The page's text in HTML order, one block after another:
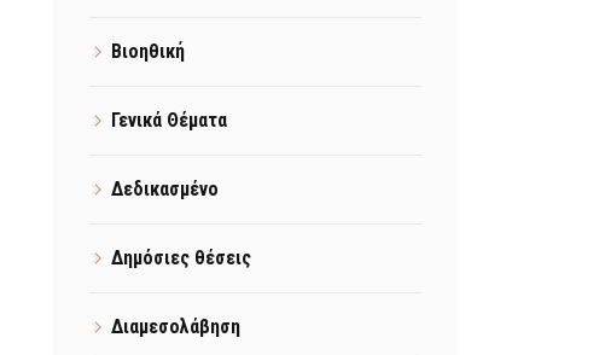
Βιοηθική
Γενικά Θέματα
Δεδικασμένο
Δημόσιες θέσεις
Διαμεσολάβηση